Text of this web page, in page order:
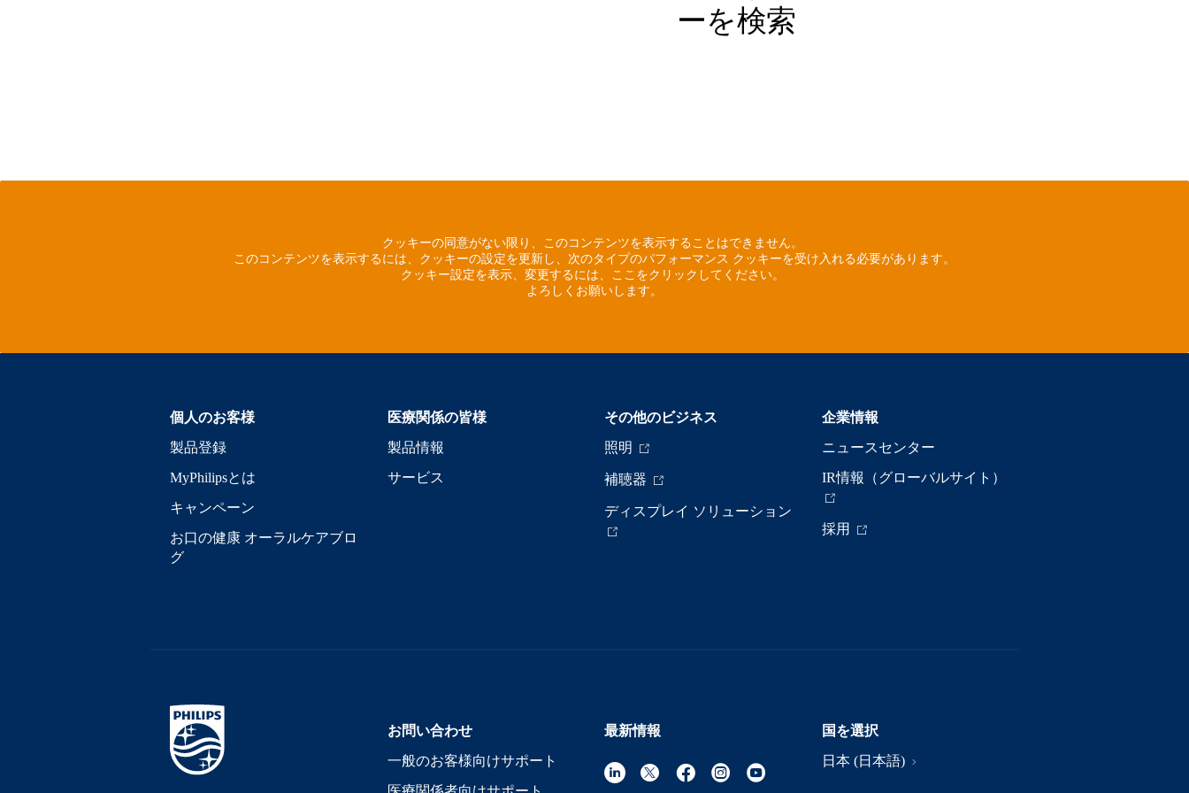
ーを検索
クッキーの同意がない限り、このコンテンツを表示することはできません。
このコンテンツを表示するには、クッキーの設定を更新し、次のタイプのパフォーマンス クッキーを受け入れる必要があります。
クッキー設定を表示、変更するには、ここをクリックしてください。
よろしくお願いします。
個人のお客様
製品登録
MyPhilipsとは
キャンペーン
お口の健康 オーラルケアブロ
グ
医療関係の皆様
製品情報
サービス
その他のビジネス
照明
補聴器
ディスプレイ ソリューション
企業情報
ニュースセンター
IR情報（グローバルサイト）
採用
お問い合わせ
一般のお客様向けサポート
最新情報
国を選択
日本 (日本語)